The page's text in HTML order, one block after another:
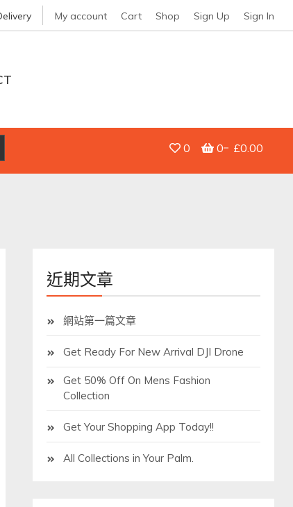
My account Cart Shop Sign Up Sign In
0 0 £0.00
近期文章
網站第一篇文章
Get Ready For New Arrival DJI Drone
Get 50% Off On Mens Fashion
Collection
Get Your Shopping App Today!!
All Collections in Your Palm.